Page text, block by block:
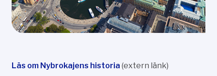
Läs om Nybrokajens historia (extern länk)